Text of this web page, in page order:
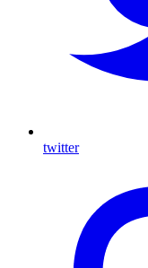
twitter